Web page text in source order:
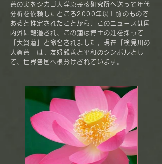
蓮の実をシカゴ大学原子核研究所へ送って年代
分析を依頼したところ2000年以上前のもので
あると推定されたことから、
このニュースは国
内外に報道され、この蓮は博士の姓を採って
「大賀蓮」と命名されました。現在「検見川の
大賀蓮」は、友好親善と平和のシンボルとし
て、世界各国へ根分けされています。